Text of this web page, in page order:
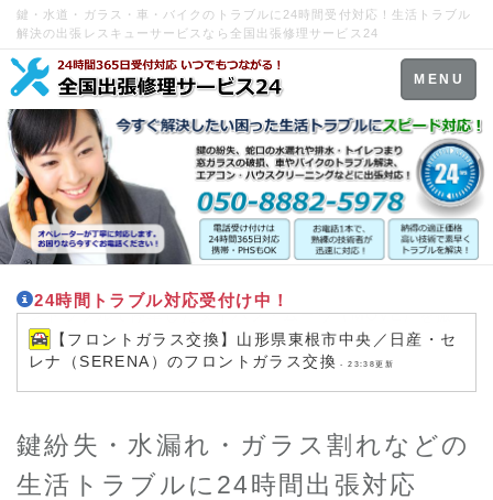
鍵・水道・ガラス・車・バイクのトラブルに24時間受付対応！生活トラブル
解決の出張レスキューサービスなら全国出張修理サービス24
Toggle
navigation
MENU
24時間トラブル対応受付け中！
【フロントガラス交換】山形県東根市中央／日産・セ
レナ（SERENA）のフロントガラス交換 - 23:38更新
鍵紛失・水漏れ・ガラス割れなどの
生活トラブルに24時間出張対応